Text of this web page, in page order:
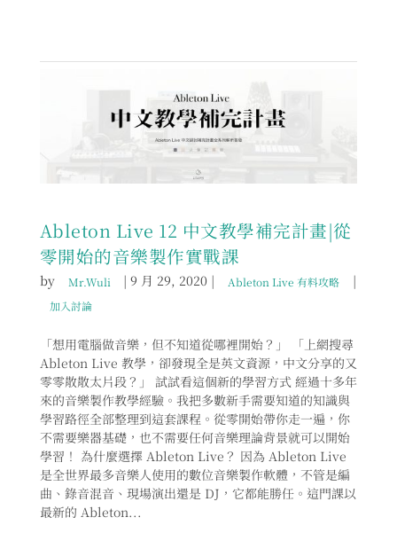
Ableton Live 12 中文教學補完計畫|從
零開始的音樂製作實戰課
by Mr.Wuli |9 月 29, 2020 | Ableton Live 有料攻略 |
加入討論
「想用電腦做音樂，但不知道從哪裡開始？」 「上網搜尋
Ableton Live 教學，卻發現全是英文資源，中文分享的又
零零散散太片段？」 試試看這個新的學習方式 經過十多年
來的音樂製作教學經驗。我把多數新手需要知道的知識與
學習路徑全部整理到這套課程。從零開始帶你走一遍，你
不需要樂器基礎，也不需要任何音樂理論背景就可以開始
學習！ 為什麼選擇 Ableton Live？ 因為 Ableton Live
是全世界最多音樂人使用的數位音樂製作軟體，不管是編
曲、錄音混音、現場演出還是 DJ，它都能勝任。這門課以
最新的 Ableton...